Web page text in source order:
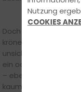
Doch damit war der
krönenden
unsicher gemacht.
ein oder anderen
– eben ein richtig
kaum hätte sein
Nutzung
COOKIES